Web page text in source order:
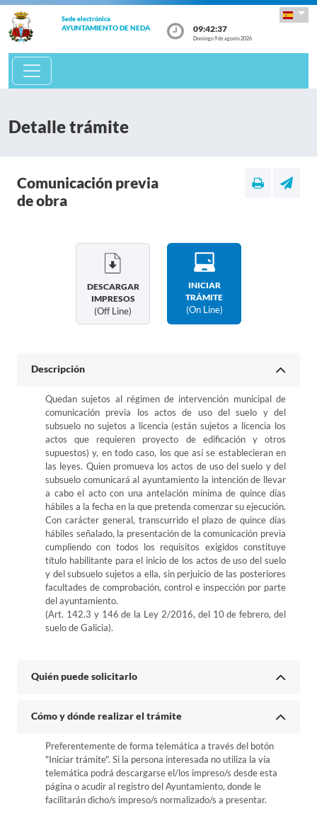
Sede electrónica
AYUNTAMIENTO DE NEDA 09:42:38
Domingo 9 de agosto 2026
Detalle trámite
Comunicación previa
de obra
DESCARGAR
IMPRESOS
(off Line)
INICIAR
TRÁMITE
(on Line)
Descripción
Quedan sujetos al régimen de intervención municipal de
comunicación previa los actos de uso del suelo y del
subsuelo no sujetos a licencia (están sujetos a licencia los
actos que requieren proyecto de edificación y otros
supuestos) y, en todo caso, los que así se establecieran en
las leyes. Quien promueva los actos de uso del suelo y del
subsuelo comunicará al ayuntamiento la intención de llevar
a cabo el acto con una antelación mínima de quince días
hábiles a la fecha en la que pretenda comenzar su ejecución.
Con carácter general, transcurrido el plazo de quince días
hábiles señalado, la presentación de la comunicación previa
cumpliendo con todos los requisitos exigidos constituye
título habilitante para el inicio de los actos de uso del suelo
y del subsuelo sujetos a ella, sin perjuicio de las posteriores
facultades de comprobación, control e inspección por parte
del ayuntamiento.
(Art. 142.3 y 146 de la Ley 2/2016, del 10 de febrero, del
suelo de Galicia).
Quién puede solicitarlo
Cómo y dónde realizar el trámite
Preferentemente de forma telemática a través del botón
"Iniciar trámite". Si la persona interesada no utiliza la vía
telemática podrá descargarse el/los impreso/s desde esta
página o acudir al registro del Ayuntamiento, donde le
facilitarán dicho/s impreso/s normalizado/s a presentar.